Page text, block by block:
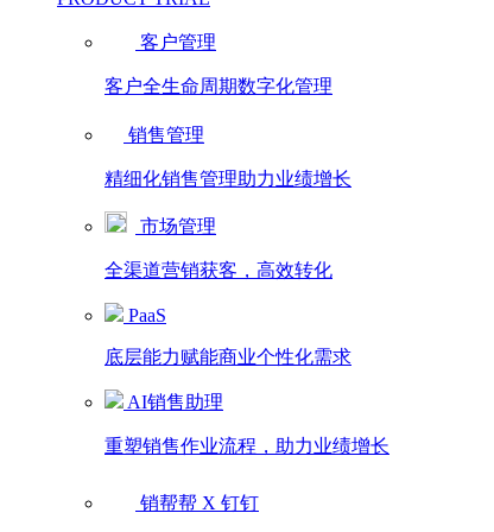
客户管理
客户全生命周期数字化管理
销售管理
精细化销售管理助力业绩增长
市场管理
全渠道营销获客，高效转化
PaaS
底层能力赋能商业个性化需求
AI销售助理
重塑销售作业流程，助力业绩增长
销帮帮 X 钉钉